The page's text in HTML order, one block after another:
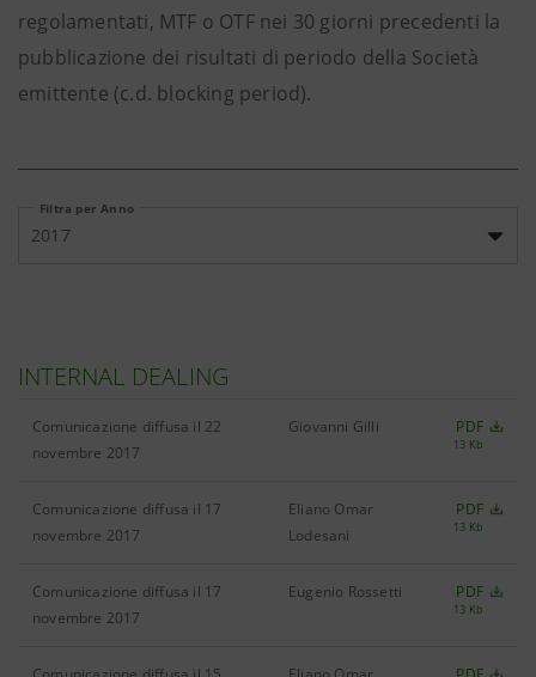
regolamentati, MTF o OTF nei 30 giorni precedenti la
pubblicazione dei risultati di periodo della Società
emittente (c.d. blocking period).
Filtra per Anno
2017
INTERNAL DEALING
Comunicazione diffusa il 22
novembre 2017
Giovanni Gilli PDF
13 Kb
Comunicazione diffusa il 17
novembre 2017
Eliano Omar
Lodesani
PDF
13 Kb
Comunicazione diffusa il 17
novembre 2017
Eugenio Rossetti PDF
13 Kb